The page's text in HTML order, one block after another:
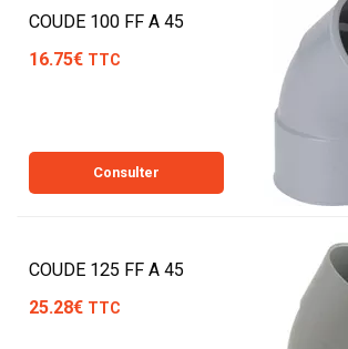
COUDE 100 FF A 45
16.75€ TTC
Consulter
COUDE 125 FF A 45
25.28€ TTC